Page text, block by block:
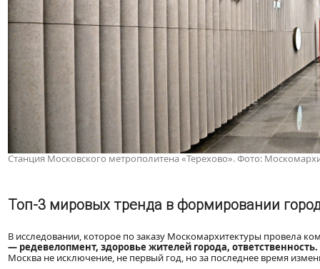
Станция Московского метрополитена «Терехово». Фото:
Топ-3 мировых тренда в формировании
В исследовании, которое по заказу Москомархитектуры провела
— редевелопмент, здоровье жителей города, ответственность.
Москва не исключение, не первый год, но за последнее время